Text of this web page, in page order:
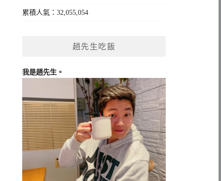
累積人氣：32,055,054
趙先生吃飯
我是趙先生。